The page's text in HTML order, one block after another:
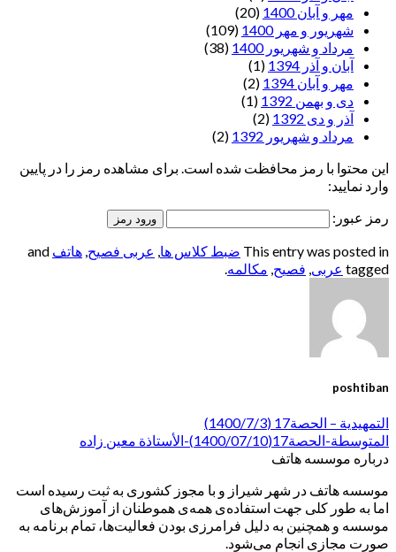
مهر و آبان 1400
(20)
شهریور و مهر 1400
(109)
مرداد و شهریور 1400
(38)
آبان و آذر 1394
(1)
مهر و آبان 1394
(2)
دی و بهمن 1392
(1)
آذر و دی 1392
(2)
مرداد و شهریور 1392
(2)
این محتوا با رمز محافظت شده است. برای مشاهده رمز را در پایین
وارد نمایید:
رمز عبور:
This entry was posted in ضبط کلاس ها, عربی فصیح, هاتف and
tagged عربی, فصیح, مکالمه.
poshtiban
التمهیدیة – الحصة17 (1400/7/3)
المتوسطة-الحصة17(1400/07/10)-الأستاذة معين زاده
درباره موسسه هاتف
موسسه هاتف در شهر شیراز و با مجوز کشوری به ثبت رسیده است
اما به طور کلی جهت استفاده‌ی همه‌ی هموطنان از آموزش‌های
موسسه و همچنین به دلیل فرامرزی بودن فعالیت‌ها، تمام برنامه به
صورت مجازی انجام می‌شود.